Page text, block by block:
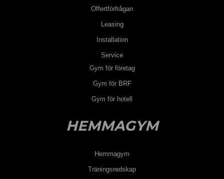
Offertförfrågan
Leasing
Installation
Service
Gym för företag
Gym för BRF
Gym för hotell
HEMMAGYM
Hemmagym
Träningsredskap